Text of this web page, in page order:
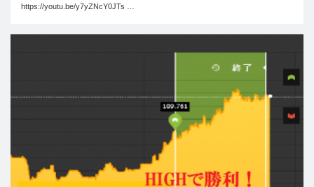
https://youtu.be/y7yZNcY0JTs …